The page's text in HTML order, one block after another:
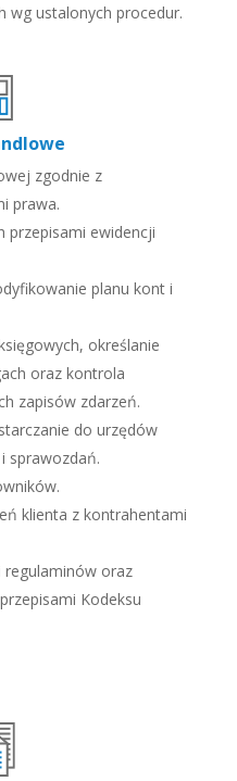
wg ustalonych procedur.
zgodnie z
prawa.
przepisami ewidencji
planu kont i
określanie
oraz kontrola
zapisów zdarzeń.
do urzędów
sprawozdań.
klienta z kontrahentami
regulaminów oraz
Kodeksu